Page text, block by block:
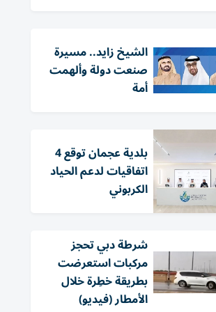
الشيخ زايد.. مسيرة
صنعت دولة وألهمت
أمة
بلدية عجمان توقع 4
اتفاقيات لدعم الحياد
الكربوني
شرطة دبي تحجز
مركبات استعرضت
بطريقة خطِرة خلال
الأمطار (فيديو)